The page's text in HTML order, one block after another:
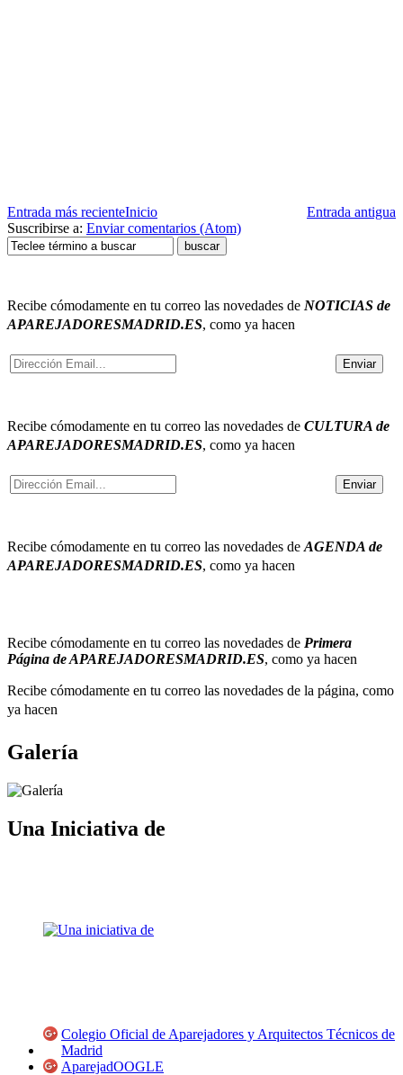
Entrada antigua
Entrada más recienteInicio
Suscribirse a: Enviar comentarios (Atom)
Recibe cómodamente en tu correo las novedades de NOTICIAS de
APAREJADORESMADRID.ES, como ya hacen
Recibe cómodamente en tu correo las novedades de CULTURA de
APAREJADORESMADRID.ES, como ya hacen
Recibe cómodamente en tu correo las novedades de AGENDA de
APAREJADORESMADRID.ES, como ya hacen
Recibe cómodamente en tu correo las novedades de Primera
Página de APAREJADORESMADRID.ES, como ya hacen
Recibe cómodamente en tu correo las novedades de la página, como
ya hacen
Galería
Una Iniciativa de
Colegio Oficial de Aparejadores y Arquitectos Técnicos de
Madrid
AparejadOOGLE